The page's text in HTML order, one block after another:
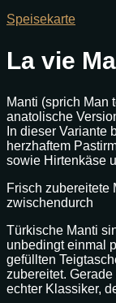
Speisekarte
La vie
Manti (sprich Man
anatolische
In dieser Variante
herzhaftem
sowie Hirtenkäse
Frisch zubereitete
zwischendurch
Türkische Manti
unbedingt einmal
gefüllten
zubereitet.
echter Klassiker,